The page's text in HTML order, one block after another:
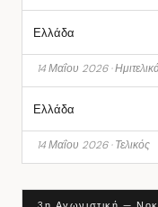
Ελλάδα
14 Μαΐου 2026 ·
Ελλάδα
14 Μαΐου 2026 · Τελικός